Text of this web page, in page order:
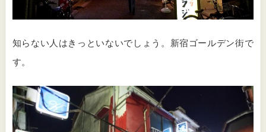
知らない人はきっといないでしょう。新宿ゴールデン街で
す。